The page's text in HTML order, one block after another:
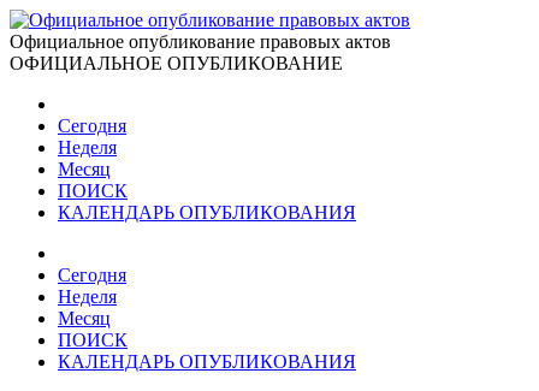
Официальное опубликование правовых актов
ОФИЦИАЛЬНОЕ ОПУБЛИКОВАНИЕ
Сегодня
Неделя
Месяц
ПОИСК
КАЛЕНДАРЬ ОПУБЛИКОВАНИЯ
Сегодня
Неделя
Месяц
ПОИСК
КАЛЕНДАРЬ ОПУБЛИКОВАНИЯ